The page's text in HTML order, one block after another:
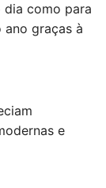
dia como para
graças à
e